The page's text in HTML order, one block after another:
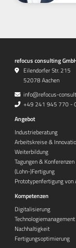
refocus consulting
Eilendorfer Str. 215
52078 Aachen
info@refocus-
+49 241 945 770 -
Angebot
Industrieberatung
Arbeitskreise &
Weiterbildung
Tagungen & Konferenzen
(Lohn-)Fertigung
Prototypenfertigung von
Kompetenzen
Digitalisierung
Technologiemanagement
Nachhaltigkeit
Fertigungsoptimierung